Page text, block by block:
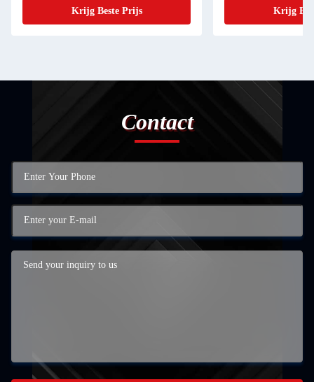
Krijg Beste Prijs Krijg
Contact